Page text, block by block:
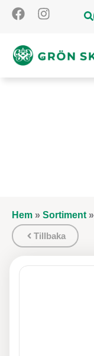
Tillbaka
Hem » Sortiment »